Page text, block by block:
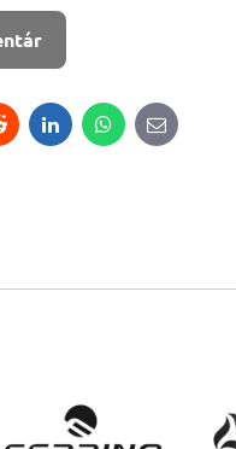
LinkedInWhatsApp
E-
mail